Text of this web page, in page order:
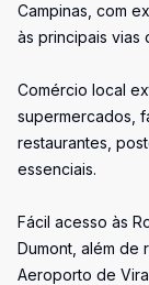
Campinas, com
às principais vias
Comércio local
supermercados,
restaurantes,
essenciais.
Fácil acesso às
Dumont, além de
Aeroporto de